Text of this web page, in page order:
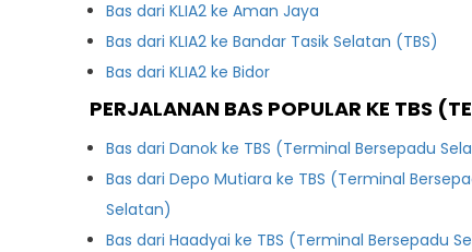
Bas dari KLIA2 ke Aman Jaya
Bas dari KLIA2 ke Bandar Tasik Selatan (TBS)
Bas dari KLIA2 ke Bidor
PERJALANAN BAS POPULAR KE TBS
Bas dari Danok ke TBS (Terminal Bersepadu
Bas dari Depo Mutiara ke TBS (Terminal
Selatan)
Bas dari Haadyai ke TBS (Terminal Bersepadu